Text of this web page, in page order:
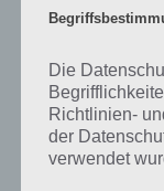
Mehr
Die
Richtlinien-
der
verwendet